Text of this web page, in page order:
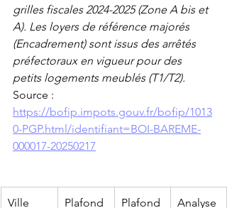
grilles fiscales 2024-2025 (Zone A bis et
A). Les loyers de référence majorés
(Encadrement) sont issus des arrêtés
préfectoraux en vigueur pour des
petits logements meublés (T1/T2).
Source :
https://bofip.impots.gouv.fr/bofip/1013
0-PGP.html/identifiant=BOI-BAREME-
000017-20250217
Ville
Plafond
Plafond
Analyse